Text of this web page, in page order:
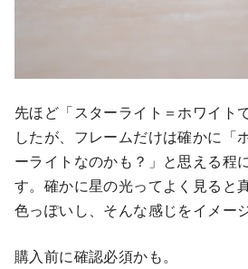
先ほど「スターライト＝ホワイト
したが、フレームだけは確かに「
ーライトなのかも？」と思える程
す。確かに星の光ってよく見ると
色っぽいし、そんな感じをイメー
購入前に確認必須かも。